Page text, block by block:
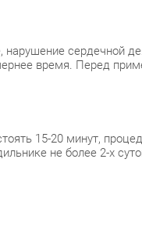
сердечной
время. Перед
15-20 минут,
не более 2-х